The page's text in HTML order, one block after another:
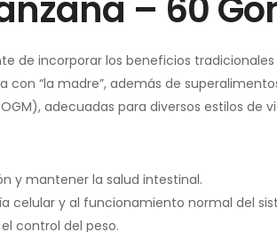
de incorporar los beneficios
“la madre”, además de
adecuadas para diversos estilos de
y mantener la salud intestinal.
celular y al funcionamiento normal del
control del peso.